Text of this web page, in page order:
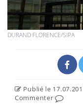
DURAND FLORENCE/SIPA
Publié le
Commenter